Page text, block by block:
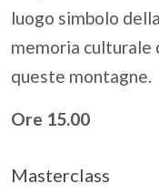
luogo simbolo
memoria culturale
queste montagne.
Ore 15.00
Masterclass